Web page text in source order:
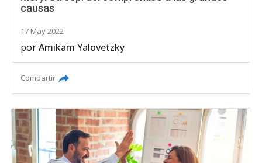
causas
17 May 2022
porAmikam Yalovetzky
Compartir